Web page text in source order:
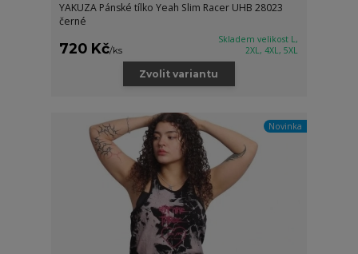
YAKUZA Pánské tílko Yeah Slim Racer UHB 28023
černé
720 Kč/ks
Skladem velikost L,
2XL, 4XL, 5XL
Zvolit variantu
Novinka